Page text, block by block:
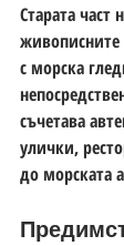
Старата част
живописните
с морска
съчетава
улички,
до морската